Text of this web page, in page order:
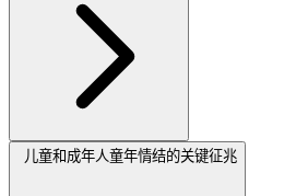
儿童和成年人童年情结的关键征兆